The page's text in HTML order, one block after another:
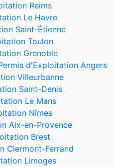
Reims
Le Havre
Saint-Étienne
Toulon
Grenoble
d'Exploitation Angers
Villeurbanne
Saint-Denis
Le Mans
Nîmes
Aix-en-Provence
Brest
Clermont-Ferrand
Limoges